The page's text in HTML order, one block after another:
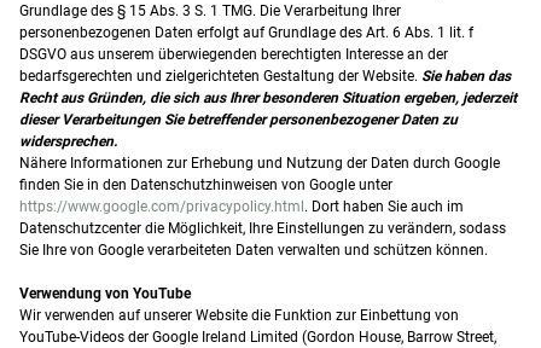
Grundlage des § 15 Abs. 3 S. 1 TMG. Die Verarbeitung Ihrer
personenbezogenen Daten erfolgt auf Grundlage des Art. 6 Abs. 1 lit. f
DSGVO aus unserem überwiegenden berechtigten Interesse an der
bedarfsgerechten und zielgerichteten Gestaltung der Website. Sie haben das
Recht aus Gründen, die sich aus Ihrer besonderen Situation ergeben, jederzeit
dieser Verarbeitungen Sie betreffender personenbezogener Daten zu
widersprechen.
Nähere Informationen zur Erhebung und Nutzung der Daten durch Google
finden Sie in den Datenschutzhinweisen von Google unter
https://www.google.com/privacypolicy.html. Dort haben Sie auch im
Datenschutzcenter die Möglichkeit, Ihre Einstellungen zu verändern, sodass
Sie Ihre von Google verarbeiteten Daten verwalten und schützen können.
Verwendung von YouTube
Wir verwenden auf unserer Website die Funktion zur Einbettung von
YouTube-Videos der Google Ireland Limited (Gordon House, Barrow Street,